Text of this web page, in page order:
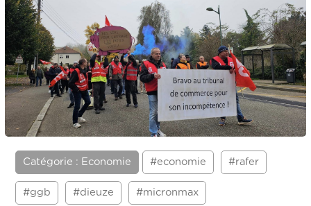
Catégorie : Economie #economie #rafer
#ggb #dieuze #micronmax